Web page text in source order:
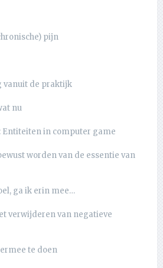
pijn
vanuit de praktijk
nu
Entiteiten in computer game
worden van de essentie van
ga ik erin mee…
verwijderen van negatieve
te doen